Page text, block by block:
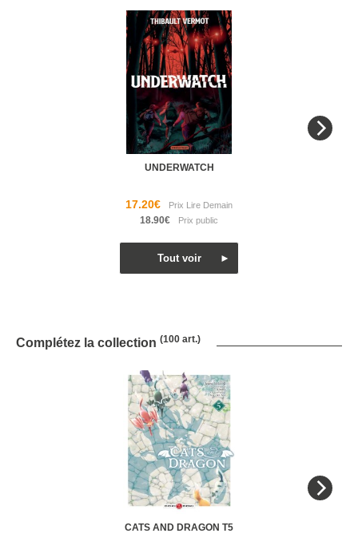
UNDERWATCH
17.20€
18.90€
Complétez la collection (100 art.)
CATS AND DRAGON T5